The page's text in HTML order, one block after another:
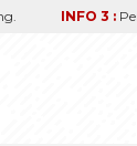
INFO 3 :